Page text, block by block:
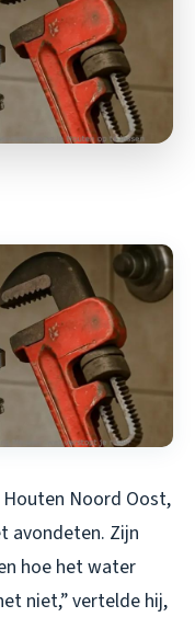
Noord Oost,
avondeten. Zijn
hoe het water
niet,” vertelde hij,